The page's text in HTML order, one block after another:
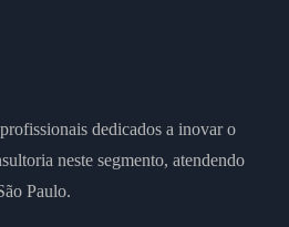
dedicados a inovar o
neste segmento, atendendo
Paulo.